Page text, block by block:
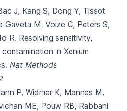
J, Kang S, Dong Y, Tissot
Gaveta M, Voize C, Peters S,
R. Resolving sensitivity,
in Xenium
Nat Methods
P, Widmer K, Mannes M,
ME, Pouw RB, Rabbani